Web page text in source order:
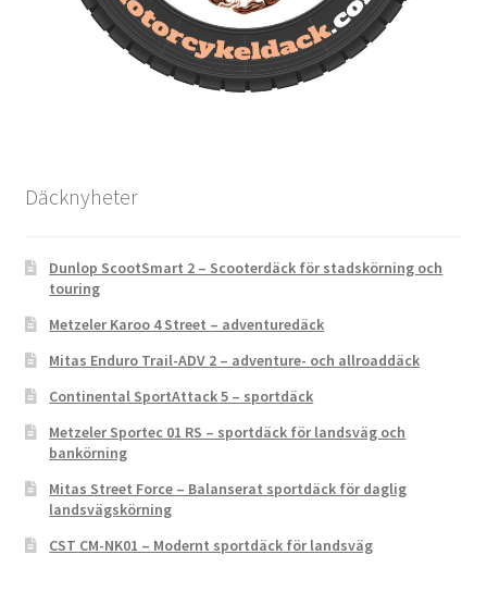
Däcknyheter
Dunlop ScootSmart 2 – Scooterdäck för stadskörning och
touring
Metzeler Karoo 4 Street – adventuredäck
Mitas Enduro Trail-ADV 2 – adventure- och allroaddäck
Continental SportAttack 5 – sportdäck
Metzeler Sportec 01 RS – sportdäck för landsväg och
bankörning
Mitas Street Force – Balanserat sportdäck för daglig
landsvägskörning
CST CM-NK01 – Modernt sportdäck för landsväg